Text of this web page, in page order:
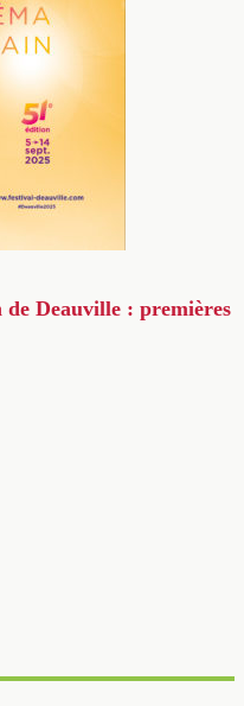
de Deauville : premières